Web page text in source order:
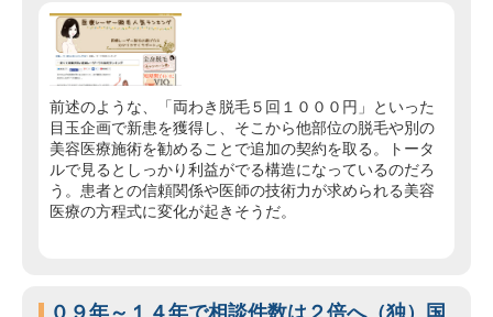
前述のような、「両わき脱毛５回１０００円」といった
目玉企画で新患を獲得し、そこから他部位の脱毛や別の
美容医療施術を勧めることで追加の契約を取る。トータ
ルで見るとしっかり利益がでる構造になっているのだろ
う。患者との信頼関係や医師の技術力が求められる美容
医療の方程式に変化が起きそうだ。